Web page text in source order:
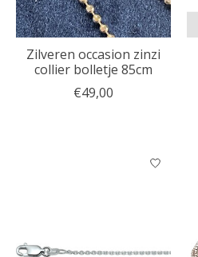
Zilveren occasion zinzi
collier bolletje 85cm
€49,00